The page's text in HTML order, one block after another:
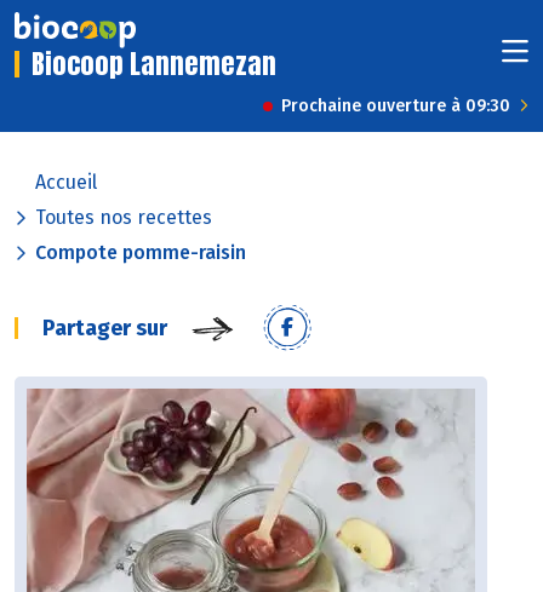
Biocoop Lannemezan
Prochaine ouverture à 09:30
Accueil
Toutes nos recettes
Compote pomme-raisin
Partager sur